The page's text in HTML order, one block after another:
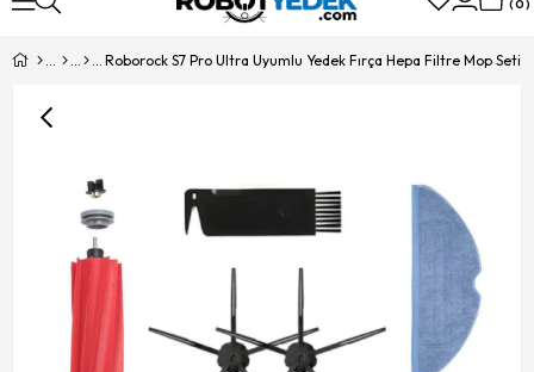
0
Roborock S7 Pro Ultra Uyumlu Yedek Fırça Hepa Filtre Mop Seti-